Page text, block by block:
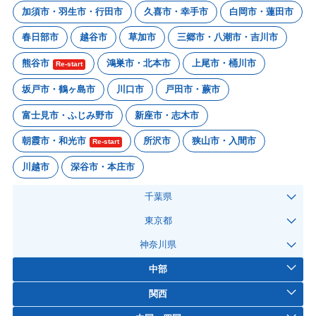
加須市・羽生市・行田市 久喜市・幸手市 白岡市・蓮田市
春日部市 越谷市 草加市 三郷市・八潮市・吉川市
熊谷市 Re-start 鴻巣市・北本市 上尾市・桶川市
坂戸市・鶴ヶ島市 川口市 戸田市・蕨市
富士見市・ふじみ野市 新座市・志木市
朝霞市・和光市 Re-start 所沢市 狭山市・入間市
川越市 深谷市・本庄市
千葉県
東京都
神奈川県
中部
関西